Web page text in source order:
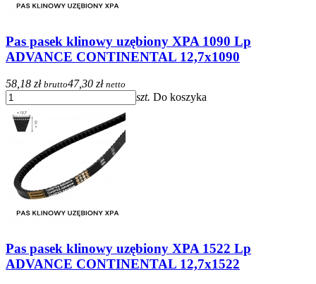
Pas pasek klinowy uzębiony XPA 1090 Lp
ADVANCE CONTINENTAL 12,7x1090
58,18 zł brutto47,30 zł netto
szt. Do koszyka
Pas pasek klinowy uzębiony XPA 1522 Lp
ADVANCE CONTINENTAL 12,7x1522